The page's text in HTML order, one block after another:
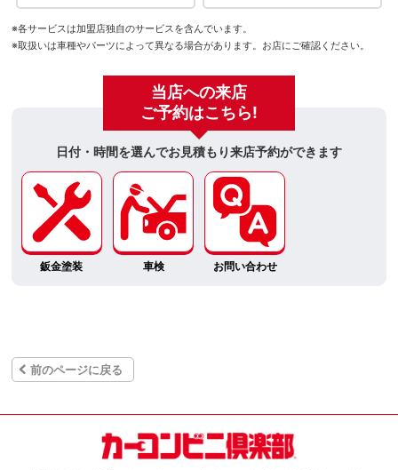
※各サービスは加盟店独自のサービスを含んでいます。
※取扱いは車種やパーツによって異なる場合があります。お店にご確認ください。
当店への来店
ご予約はこちら!
日付・時間を選んでお見積もり来店予約ができます
鈑金塗装 車検 お問い合わせ
前のページに戻る